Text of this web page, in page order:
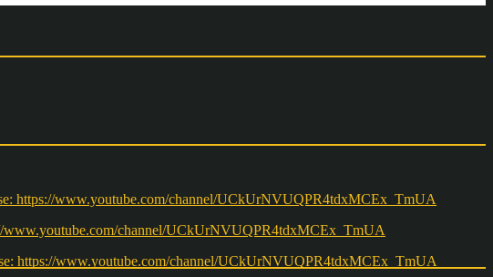
www.youtube.com/channel/UCkUrNVUQPR4tdxMCEx_TmUA